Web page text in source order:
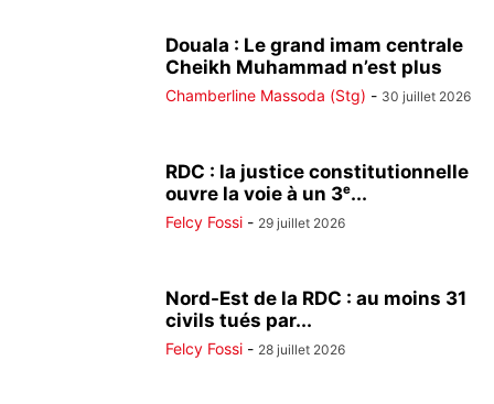
Douala : Le grand imam centrale
Cheikh Muhammad n’est plus
Chamberline Massoda (Stg) - 30 juillet 2026
RDC : la justice constitutionnelle
ouvre la voie à un 3ᵉ...
Felcy Fossi - 29 juillet 2026
Nord-Est de la RDC : au moins 31
civils tués par...
Felcy Fossi - 28 juillet 2026